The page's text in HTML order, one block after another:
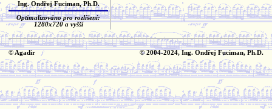
Ing. Ondřej Fuciman, Ph.D.
Optimalizováno pro rozlišení:
1280x720 a vyšší
© Agadir © 2004-2024, Ing. Ondřej Fuciman, Ph.D.